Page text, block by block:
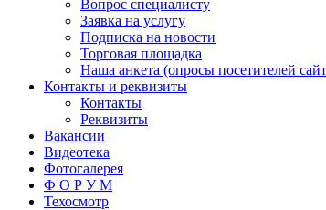
Вопрос специалисту
Заявка на услугу
Подписка на новости
Торговая площадка
Наша анкета (опросы посетителей
Контакты и реквизиты
Контакты
Реквизиты
Вакансии
Видеотека
Фотогалерея
Ф О Р У М
Техосмотр